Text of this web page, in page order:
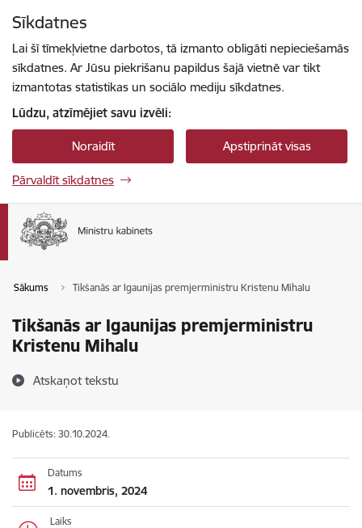
Sīkdatnes
Lai šī tīmekļvietne darbotos, tā izmanto obligāti nepieciešamās
sīkdatnes. Ar Jūsu piekrišanu papildus šajā vietnē var tikt
izmantotas statistikas un sociālo mediju sīkdatnes.
Lūdzu, atzīmējiet savu izvēli:
Noraidīt Apstiprināt visas
Pārvaldīt sīkdatnes
Sākums Tikšanās ar Igaunijas premjerministru Kristenu Mihalu
Tikšanās ar Igaunijas premjerministru
Kristenu Mihalu
Atskaņot tekstu
Publicēts: 30.10.2024.
Datums
1. novembris, 2024
Laiks